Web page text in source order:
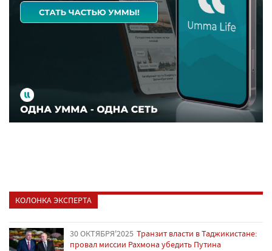
КОЛОНКА ЭКСПЕРТА
30 ОКТЯБРЯ'2025 Транзит власти в Таджикистане:
провал миссии Рахмона убедить Путина